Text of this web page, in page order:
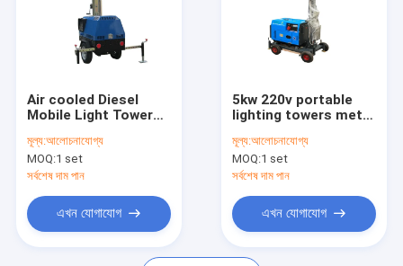
আমাদের সম্বন্ধে
Air cooled Diesel
Mobile Light Tower
Height of Mast
মূল্য:আলোচনাযোগ্য
MOQ:1 set
সর্বশেষ দাম পান
এখন যোগাযোগ
5kw 220v portable
lighting towers metal
60HZ
মূল্য:আলোচনাযোগ্য
MOQ:1 set
সর্বশেষ দাম পান
এখন যোগাযোগ